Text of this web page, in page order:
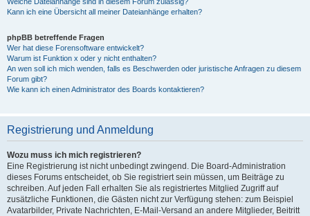
Kann ich eine Übersicht all meiner Dateianhänge erhalten?
phpBB betreffende Fragen
Wer hat diese Forensoftware entwickelt?
Warum ist Funktion x oder y nicht enthalten?
An wen soll ich mich wenden, falls es Beschwerden oder juristische Anfragen zu diesem
Forum gibt?
Wie kann ich einen Administrator des Boards kontaktieren?
Registrierung und Anmeldung
Wozu muss ich mich registrieren?
Eine Registrierung ist nicht unbedingt zwingend. Die Board-Administration
dieses Forums entscheidet, ob Sie registriert sein müssen, um Beiträge zu
schreiben. Auf jeden Fall erhalten Sie als registriertes Mitglied Zugriff auf
zusätzliche Funktionen, die Gästen nicht zur Verfügung stehen: zum Beispiel
Avatarbilder, Private Nachrichten, E-Mail-Versand an andere Mitglieder, Beitritt